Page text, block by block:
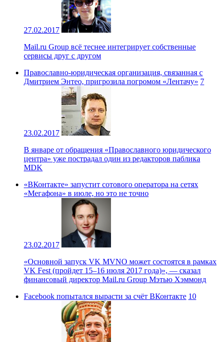
27.02.2017
Mail.ru Group всё теснее интегрирует собственные
сервисы друг с другом
Православно-юридическая организация, связанная с
Дмитрием Энтео, пригрозила погромом «Лентачу» 7
23.02.2017
В январе от обращения «Православного юридического
центра» уже пострадал один из редакторов паблика
MDK
«ВКонтакте» запустит сотового оператора на сетях
«Мегафона» в июле, но это не точно
23.02.2017
«Основной запуск VK MVNO может состоятся в рамках
VK Fest (пройдет 15–16 июля 2017 года)», — сказал
финансовый директор Mail.ru Group Мэтью Хэммонд
Facebook попытался вырасти за счёт ВКонтакте 10